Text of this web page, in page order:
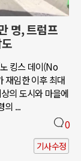
명, 트럼프
킹스 데이(No
재임한 이후 최대
의 도시와 마을에
의 ...
0
기사수정